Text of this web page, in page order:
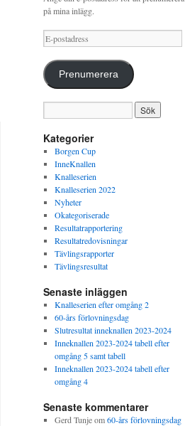
på mina inlägg.
E-
postadress
Prenumerera
Kategorier
Borgen Cup
InneKnallen
Knalleserien
Knalleserien 2022
Nyheter
Okategoriserade
Resultatrapportering
Resultatredovisningar
Tävlingsrapporter
Tävlingsresultat
Senaste inläggen
Knalleserien efter omgång 2
60-års förlovningsdag
Slutresultat inneknallen 2023-2024
Inneknallen 2023-2024 tabell efter
omgång 5 samt tabell
Inneknallen 2023-2024 tabell efter
omgång 4
Senaste kommentarer
Gerd Tunjeom60-års förlovningsdag